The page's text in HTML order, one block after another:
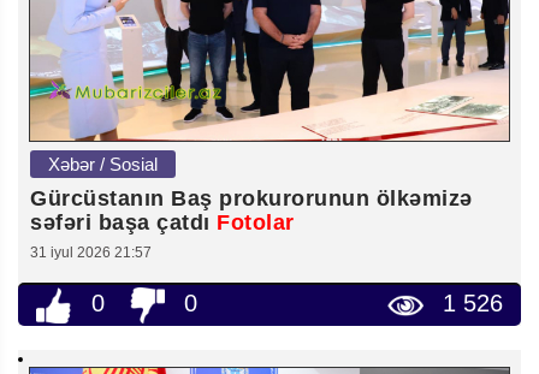
Xəbər / Sosial
Gürcüstanın Baş prokurorunun ölkəmizə
səfəri başa çatdı Fotolar
31 iyul 2026 21:57
0 0 1 526